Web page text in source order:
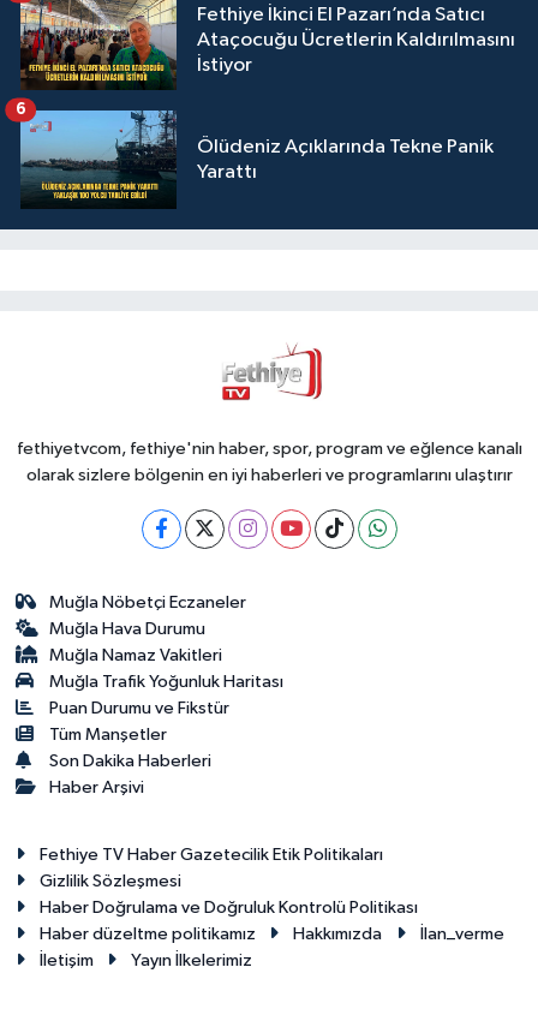
Fethiye İkinci El Pazarı’nda Satıcı
Ataçocuğu Ücretlerin Kaldırılmasını
İstiyor
Ölüdeniz Açıklarında Tekne Panik
Yarattı
6
fethiyetvcom, fethiye'nin haber, spor, program ve eğlence kanalı
olarak sizlere bölgenin en iyi haberleri ve programlarını ulaştırır
Muğla Nöbetçi Eczaneler
Muğla Hava Durumu
Muğla Namaz Vakitleri
Muğla Trafik Yoğunluk Haritası
Puan Durumu ve Fikstür
Tüm Manşetler
Son Dakika Haberleri
Haber Arşivi
Fethiye TV Haber Gazetecilik Etik Politikaları
Gizlilik Sözleşmesi
Haber Doğrulama ve Doğruluk Kontrolü Politikası
Haber düzeltme politikamız
Hakkımızda
İlan_verme
İletişim
Yayın İlkelerimiz